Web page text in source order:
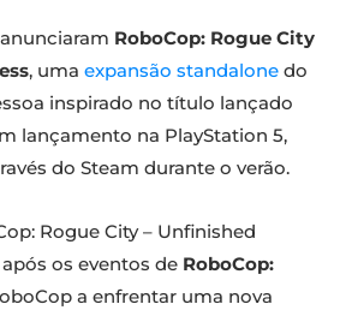
anunciaram RoboCop: Rogue City
, uma expansão standalone do
inspirado no título lançado
lançamento na PlayStation 5,
do Steam durante o verão.
Rogue City – Unfinished
os eventos de RoboCop:
a enfrentar uma nova